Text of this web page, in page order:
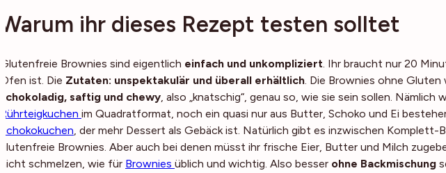
Warum ihr dieses Rezept testen solltet
Glutenfreie Brownies sind eigentlich einfach und unkompliziert. Ihr braucht nur 20
Ofen ist. Die Zutaten: unspektakulär und überall erhältlich. Die Brownies ohne Gluten
schokoladig, saftig und chewy, also „knatschig“, genau so, wie sie sein sollen. Nämlich
Rührteigkuchen im Quadratformat, noch ein quasi nur aus Butter, Schoko und Ei
Schokokuchen, der mehr Dessert als Gebäck ist. Natürlich gibt es inzwischen Komplett-
glutenfreie Brownies. Aber auch bei denen müsst ihr frische Eier, Butter und Milch
nicht schmelzen, wie für Brownies üblich und wichtig. Also besser ohne Backmischung